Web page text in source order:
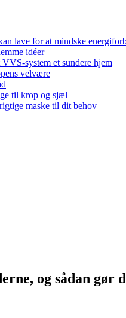
lave for at mindske
idéer
system et sundere hjem
velvære
til krop og sjæl
maske til dit behov
og sådan gør